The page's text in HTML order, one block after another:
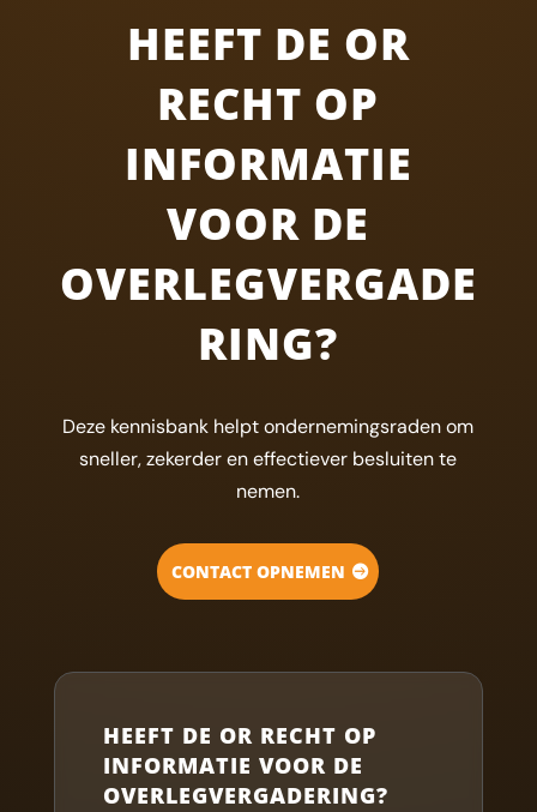
HEEFT DE OR
RECHT OP
INFORMATIE
VOOR DE
OVERLEGVERGADE
RING?
Deze kennisbank helpt ondernemingsraden om
sneller, zekerder en effectiever besluiten te
nemen.
CONTACT OPNEMEN
HEEFT DE OR RECHT OP
INFORMATIE VOOR DE
OVERLEGVERGADERING?